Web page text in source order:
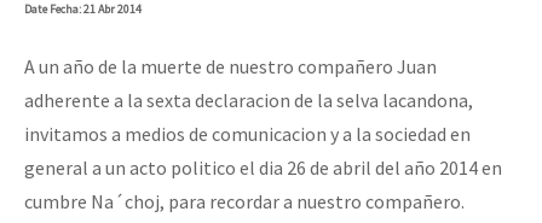
DateFecha: 21 Abr 2014
A un año de la muerte de nuestro compañero Juan
adherente a la sexta declaracion de la selva lacandona,
invitamos a medios de comunicacion y a la sociedad en
general a un acto politico el dia 26 de abril del año 2014 en
cumbre Na´choj, para recordar a nuestro compañero.